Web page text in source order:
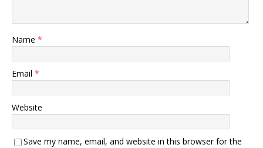
Name *
Email *
Website
Save my name, email, and website in this browser for the